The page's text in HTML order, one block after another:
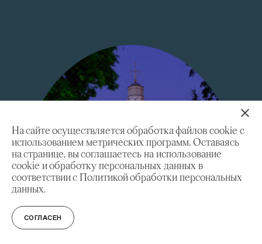
На сайте осуществляется обработка файлов cookie с
использованием метрических программ. Оставаясь
на странице, вы соглашаетесь на использование
cookie и обработку персональных данных в
соответствии с Политикой обработки персональных
данных.
СОГЛАСЕН